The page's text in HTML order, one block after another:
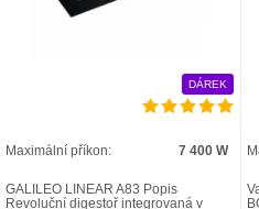
DÁREK
Maximální příkon: 7 400 W
GALILEO LINEAR A83 Popis
Revoluční digestoř integrovaná v